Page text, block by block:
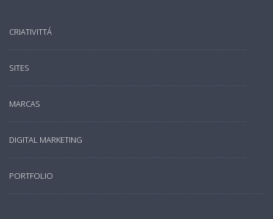
CRIATIVITTÁ
SITES
MARCAS
DIGITAL MARKETING
PORTFOLIO